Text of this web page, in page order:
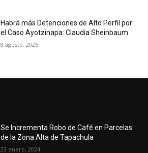
Habrá más Detenciones de Alto Perfil por
el Caso Ayotzinapa: Claudia Sheinbaum
8 agosto, 2026
Se Incrementa Robo de Café en Parcelas
de la Zona Alta de Tapachula
23 enero, 2024